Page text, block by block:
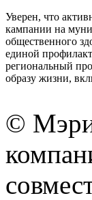
Уверен, что
кампании на
общественного
единой
региональный
образу жизни,
©